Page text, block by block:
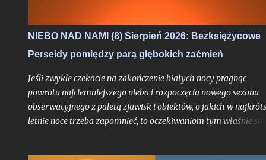
NIEBO NAD NAMI (8) Sierpień 2026: Bezksiężycowe
Perseidy pomiędzy parą głębokich zaćmień
Jeśli zwykle czekacie na zakończenie białych nocy pragnąc
powrotu najciemniejszego nieba i rozpoczęcia nowego sezonu
obserwacyjnego z paletą zjawisk i obiektów, o jakich w
letnie noce trzeba zapomnieć, to oczekiwaniom tym właśnie